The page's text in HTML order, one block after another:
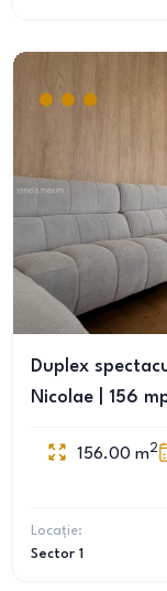
Duplex
Nicolae | 156
156.00 m2
Locație:
Sector 1